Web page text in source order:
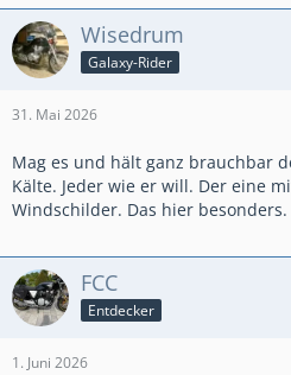
Wisedrum
Galaxy-Rider
31. Mai 2026
Mag es und hält ganz brauchbar
Kälte. Jeder wie er will. Der eine
Windschilder. Das hier besonders.
FCC
Entdecker
1. Juni 2026